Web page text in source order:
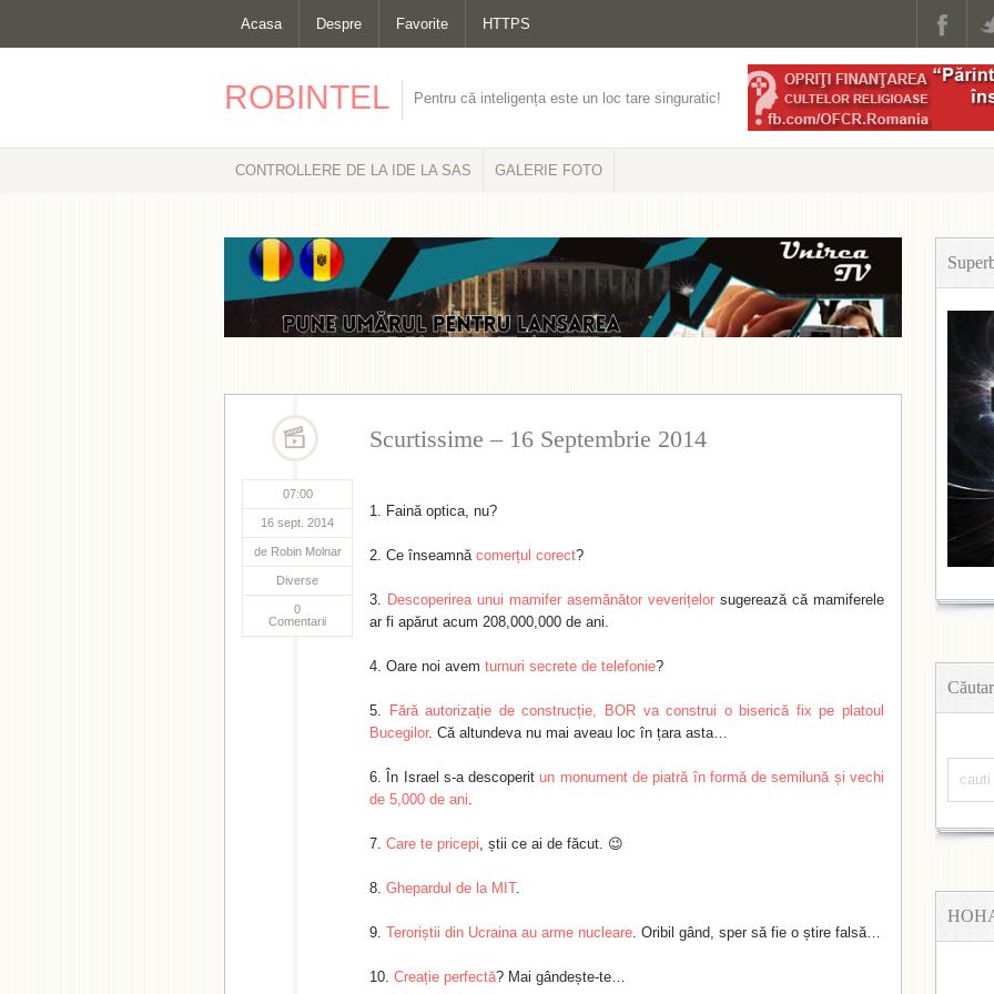
Acasa Despre Favorite HTTPS
ROBINTEL Pentru că inteligența este un loc tare singuratic!
CONTROLLERE DE LA IDE LA SAS GALERIE FOTO
07:00
16 sept. 2014
de Robin Molnar
Diverse
0
Comentarii
Scurtissime – 16 Septembrie 2014
Faină optica, nu?
Ce înseamnă comerțul corect?
Descoperirea unui mamifer asemănător veverițelor sugerează că mamiferele
ar fi apărut acum 208,000,000 de ani.
Oare noi avem turnuri secrete de telefonie?
Fără autorizație de construcție, BOR va construi o biserică fix pe platoul
Bucegilor. Că altundeva nu mai aveau loc în țara asta…
În Israel s-a descoperitun monument de piatră în formă de semilună și vechi
de 5,000 de ani.
Care te pricepi, știi ce ai de făcut. 😉
Ghepardul de la MIT.
Teroriștii din Ucraina au arme nucleare. Oribil gând, sper să fie o știre falsă…
Creație perfectă? Mai gândește-te…